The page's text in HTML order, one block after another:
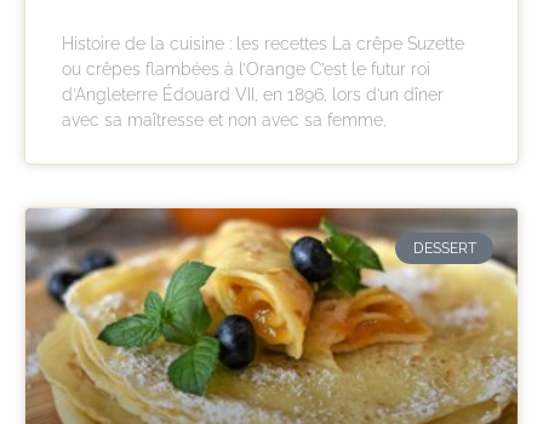
Histoire de la cuisine : les recettes La crêpe Suzette
ou crêpes flambées à l’Orange C’est le futur roi
d’Angleterre Édouard VII, en 1896, lors d’un dîner
avec sa maîtresse et non avec sa femme,
DESSERT